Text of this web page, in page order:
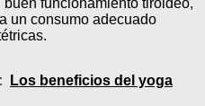
funcionamiento tiroideo,
un consumo adecuado
Los beneficios del yoga